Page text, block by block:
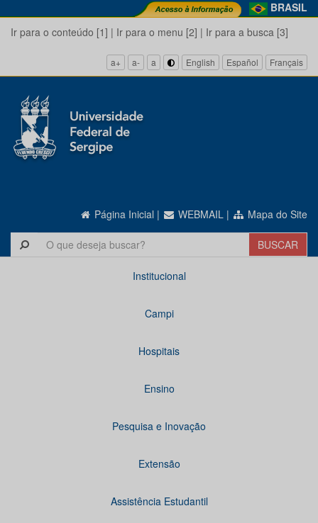
BRASIL
Ir para o conteúdo [1] | Ir para o menu [2] | Ir para a busca [3]
a+ a- a English Español Français
Página Inicial | WEBMAIL | Mapa do Site
Institucional
Campi
Hospitais
Ensino
Pesquisa e Inovação
Extensão
Assistência Estudantil